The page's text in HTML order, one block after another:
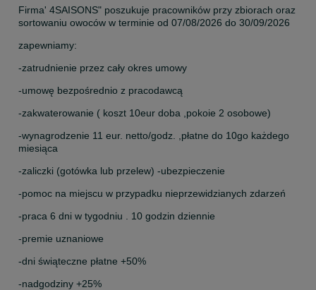
Firma' 4SAISONS" poszukuje pracowników przy zbiorach oraz
sortowaniu owoców w terminie od 07/08/2026 do 30/09/2026
zapewniamy:
-zatrudnienie przez cały okres umowy
-umowę bezpośrednio z pracodawcą
-zakwaterowanie ( koszt 10eur doba ,pokoie 2 osobowe)
-wynagrodzenie 11 eur. netto/godz. ,płatne do 10go każdego
miesiąca
-zaliczki (gotówka lub przelew) -ubezpieczenie
-pomoc na miejscu w przypadku nieprzewidzianych zdarzeń
-praca 6 dni w tygodniu . 10 godzin dziennie
-premie uznaniowe
-dni świąteczne płatne +50%
-nadgodziny +25%